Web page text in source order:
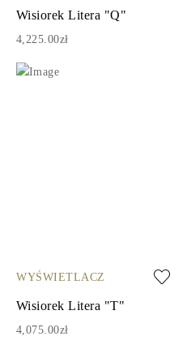
Wisiorek Litera "Q"
4,225.00zł
WYŚWIETLACZ
Wisiorek Litera "T"
4,075.00zł